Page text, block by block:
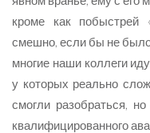
кроме как побыстрей
смешно, если бы не
многие наши коллеги
у которых реально
смогли разобраться,
квалифицированного